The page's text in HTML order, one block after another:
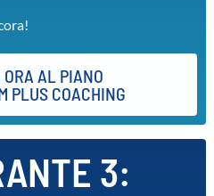
AL PIANO
PLUS COACHING
3: